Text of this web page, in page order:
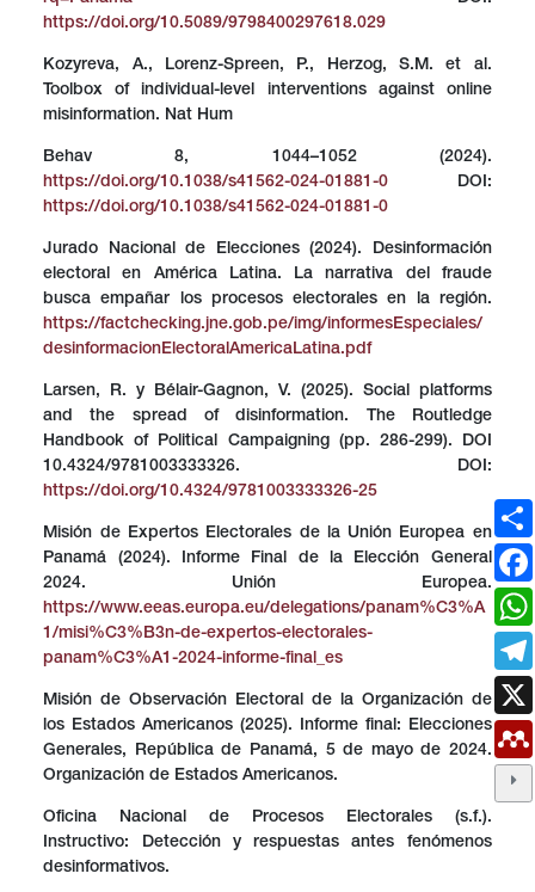
https://doi.org/10.5089/9798400297618.029
Kozyreva, A., Lorenz-Spreen, P., Herzog, S.M. et al.
Toolbox of individual-level interventions against online
misinformation. Nat Hum
Behav 8, 1044–1052 (2024).
https://doi.org/10.1038/s41562-024-01881-0 DOI:
https://doi.org/10.1038/s41562-024-01881-0
Jurado Nacional de Elecciones (2024). Desinformación
electoral en América Latina. La narrativa del fraude
busca empañar los procesos electorales en la región.
https://factchecking.jne.gob.pe/img/informesEspeciales/
desinformacionElectoralAmericaLatina.pdf
Larsen, R. y Bélair-Gagnon, V. (2025). Social platforms
and the spread of disinformation. The Routledge
Handbook of Political Campaigning (pp. 286-299). DOI
10.4324/9781003333326. DOI:
https://doi.org/10.4324/9781003333326-25
Misión de Expertos Electorales de la Unión Europea en
Panamá (2024). Informe Final de la Elección General
2024. Unión Europea.
https://www.eeas.europa.eu/delegations/panam%C3%A
1/misi%C3%B3n-de-expertos-electorales-
panam%C3%A1-2024-informe-final_es
Misión de Observación Electoral de la Organización de
los Estados Americanos (2025). Informe final: Elecciones
Generales, República de Panamá, 5 de mayo de 2024.
Organización de Estados Americanos.
Oficina Nacional de Procesos Electorales (s.f.).
Instructivo: Detección y respuestas antes fenómenos
desinformativos.